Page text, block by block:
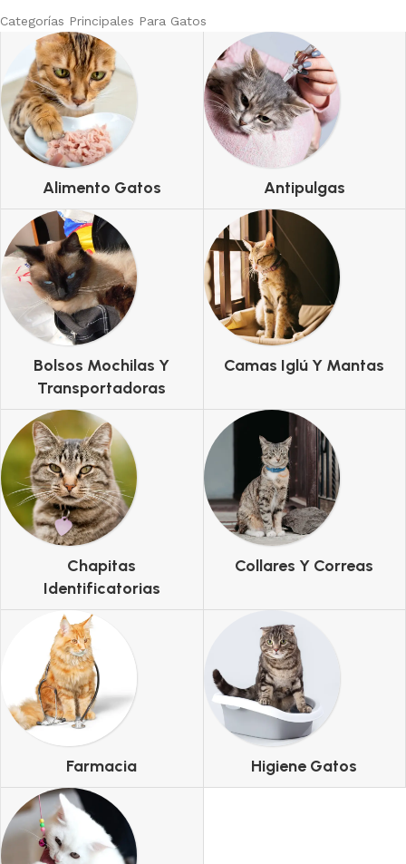
Categorías Principales Para Gatos
Alimento Gatos Antipulgas
Bolsos Mochilas Y
Transportadoras
Camas Iglú Y Mantas
Chapitas
Identificatorias
Collares Y Correas
Farmacia Higiene Gatos